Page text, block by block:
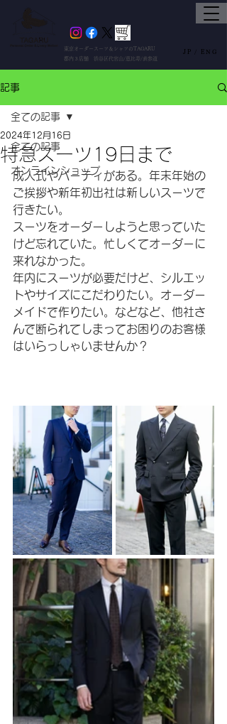
東京オーダースーツ＆シャツのTAGARU
都内３店舗 渋谷区代官山/恵比寿/表参道
ENG
JP /
記事
全ての記事
オンラインショップ
全ての記事
特急スーツ19日まで
2024年12月16日
成人式やパーティがある。年末年始の
ご挨拶や新年初出社は新しいスーツで
行きたい。
スーツをオーダーしようと思っていた
けど忘れていた。忙しくてオーダーに
来れなかった。
年内にスーツが必要だけど、シルエッ
トやサイズにこだわりたい。オーダー
メイドで作りたい。などなど、他社さ
んで断られてしまってお困りのお客様
はいらっしゃいませんか？